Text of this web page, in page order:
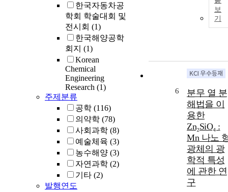
한국자동차공
학회 학술대회 및
전시회 (1)
한국해양공학
회지 (1)
Korean
Chemical
Engineering
Research (1)
주제분류
공학 (116)
의약학 (78)
사회과학 (8)
예술체육 (3)
농수해양 (3)
자연과학 (2)
기타 (2)
발행연도
보
기
6
분무 열 분
해법을 이
용한
Zn₂SiO₄ :
Mn 나노
광체의 광
학적 특성
에 관한 연
구